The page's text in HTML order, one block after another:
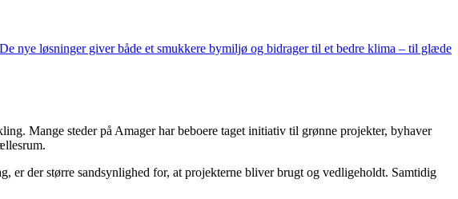
nye løsninger giver både et smukkere bymiljø og bidrager til et bedre klima – til glæde
Mange steder på Amager har beboere taget initiativ til grønne projekter, byhaver
er der større sandsynlighed for, at projekterne bliver brugt og vedligeholdt. Samtidig